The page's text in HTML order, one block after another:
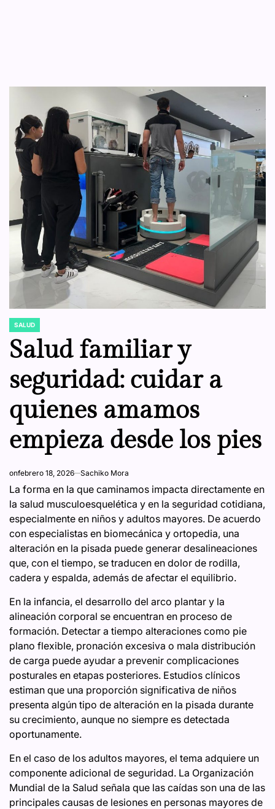
POSTED
IN
SALUD
Salud familiar y
seguridad: cuidar a
quienes amamos
empieza desde los pies
onfebrero 18, 2026 Sachiko Mora
La forma en la que caminamos impacta directamente en
la salud musculoesquelética y en la seguridad cotidiana,
especialmente en niños y adultos mayores. De acuerdo
con especialistas en biomecánica y ortopedia, una
alteración en la pisada puede generar desalineaciones
que, con el tiempo, se traducen en dolor de rodilla,
cadera y espalda, además de afectar el equilibrio.
En la infancia, el desarrollo del arco plantar y la
alineación corporal se encuentran en proceso de
formación. Detectar a tiempo alteraciones como pie
plano flexible, pronación excesiva o mala distribución
de carga puede ayudar a prevenir complicaciones
posturales en etapas posteriores. Estudios clínicos
estiman que una proporción significativa de niños
presenta algún tipo de alteración en la pisada durante
su crecimiento, aunque no siempre es detectada
oportunamente.
En el caso de los adultos mayores, el tema adquiere un
componente adicional de seguridad. La Organización
Mundial de la Salud señala que las caídas son una de las
principales causas de lesiones en personas mayores de